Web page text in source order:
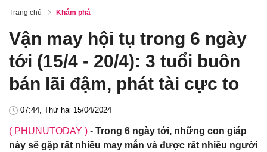
Trang chủ Khám phá
Vận may hội tụ trong 6 ngày
tới (15/4 - 20/4): 3 tuổi buôn
bán lãi đậm, phát tài cực to
07:44, Thứ hai 15/04/2024
( PHUNUTODAY ) - Trong 6 ngày tới, những con giáp
này sẽ gặp rất nhiều may mắn và được rất nhiều người